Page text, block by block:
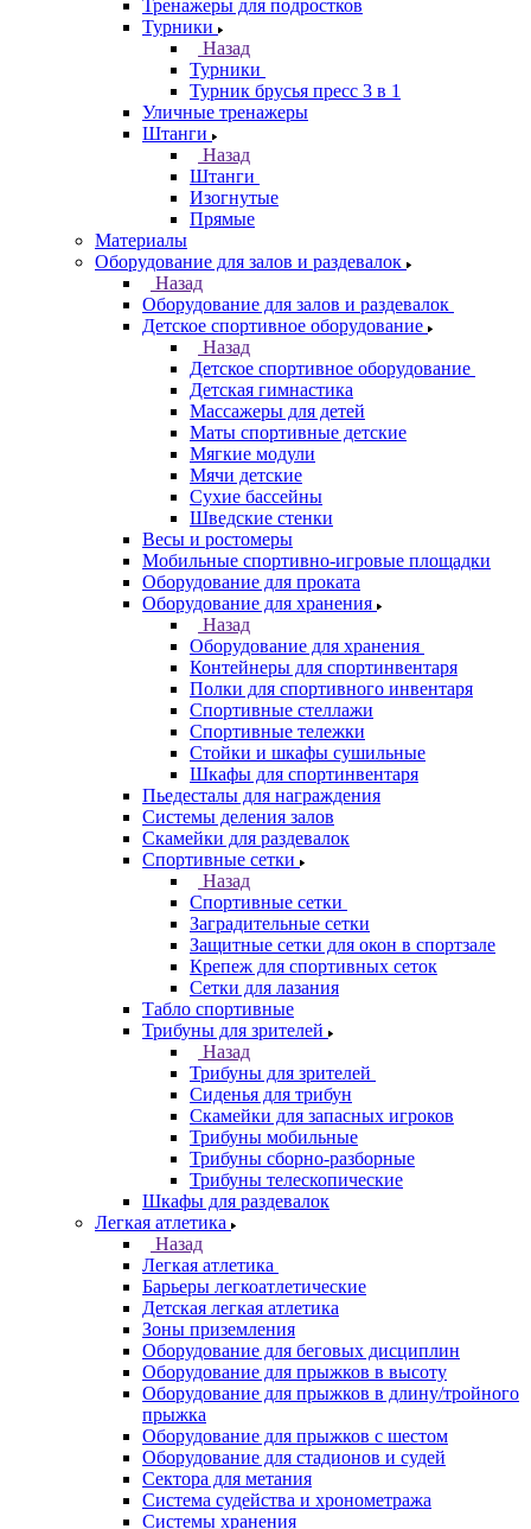
Тренажеры для подростков
Турники
Назад
Турники
Турник брусья пресс 3 в 1
Уличные тренажеры
Штанги
Назад
Штанги
Изогнутые
Прямые
Материалы
Оборудование для залов и раздевалок
Назад
Оборудование для залов и раздевалок
Детское спортивное оборудование
Назад
Детское спортивное оборудование
Детская гимнастика
Массажеры для детей
Маты спортивные детские
Мягкие модули
Мячи детские
Сухие бассейны
Шведские стенки
Весы и ростомеры
Мобильные спортивно-игровые площадки
Оборудование для проката
Оборудование для хранения
Назад
Оборудование для хранения
Контейнеры для спортинвентаря
Полки для спортивного инвентаря
Спортивные стеллажи
Спортивные тележки
Стойки и шкафы сушильные
Шкафы для спортинвентаря
Пьедесталы для награждения
Системы деления залов
Скамейки для раздевалок
Спортивные сетки
Назад
Спортивные сетки
Заградительные сетки
Защитные сетки для окон в спортзале
Крепеж для спортивных сеток
Сетки для лазания
Табло спортивные
Трибуны для зрителей
Назад
Трибуны для зрителей
Сиденья для трибун
Скамейки для запасных игроков
Трибуны мобильные
Трибуны сборно-разборные
Трибуны телескопические
Шкафы для раздевалок
Легкая атлетика
Назад
Легкая атлетика
Барьеры легкоатлетические
Детская легкая атлетика
Зоны приземления
Оборудование для беговых дисциплин
Оборудование для прыжков в высоту
Оборудование для прыжков в длину/тройного
прыжка
Оборудование для прыжков с шестом
Оборудование для стадионов и судей
Сектора для метания
Система судейства и хронометража
Системы хранения